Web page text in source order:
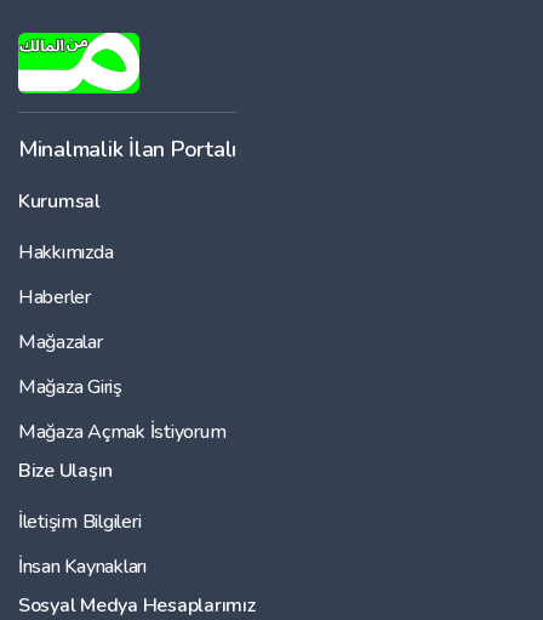
Minalmalik İlan Portalı
Kurumsal
Hakkımızda
Haberler
Mağazalar
Mağaza Giriş
Mağaza Açmak İstiyorum
Bize Ulaşın
İletişim Bilgileri
İnsan Kaynakları
Sosyal Medya Hesaplarımız